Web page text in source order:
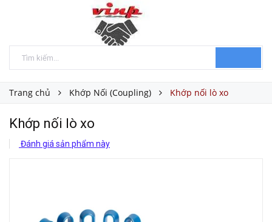
Trang chủ Khớp Nối (Coupling) Khớp nối lò xo
Khớp nối lò xo
Đánh giá sản phẩm này